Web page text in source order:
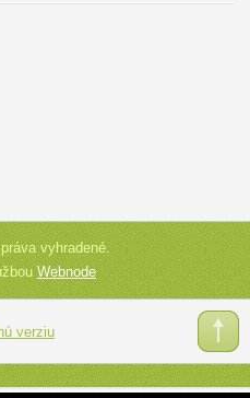
vyhradené.
Webnode
verziu